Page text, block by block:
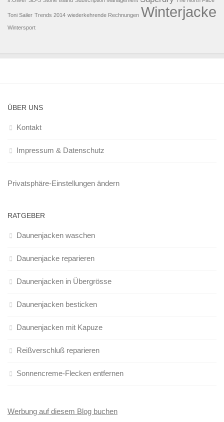
Toni Sailer Trends 2014 wiederkehrende Rechnungen Winterjacke
Wintersport
ÜBER UNS
Kontakt
Impressum & Datenschutz
Privatsphäre-Einstellungen ändern
RATGEBER
Daunenjacken waschen
Daunenjacke reparieren
Daunenjacken in Übergrösse
Daunenjacken besticken
Daunenjacken mit Kapuze
Reißverschluß reparieren
Sonnencreme-Flecken entfernen
Werbung auf diesem Blog buchen